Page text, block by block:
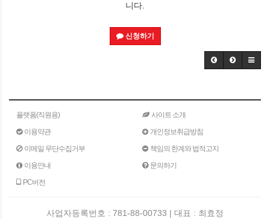
니다.
신청하기
플랫폼(직원용)
사이트 소개
이용약관
개인정보취급방침
이메일 무단수집거부
책임의 한계와 법적고지
이용안내
문의하기
PC버전
사업자등록번호 : 781-88-00733 | 대표 : 최효정